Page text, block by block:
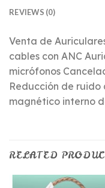
REVIEWS (0)
Venta de
cables con ANC
micrófonos
Reducción de
magnético interno
RELATED